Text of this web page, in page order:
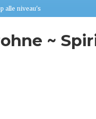
alle niveau's
~